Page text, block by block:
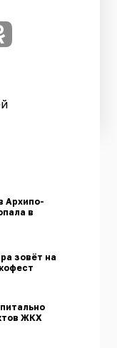
Архипо-
в
зовёт на
ЖКХ